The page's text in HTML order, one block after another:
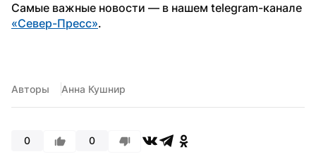
«Север-Пресс».
Авторы Анна Кушнир
0 0